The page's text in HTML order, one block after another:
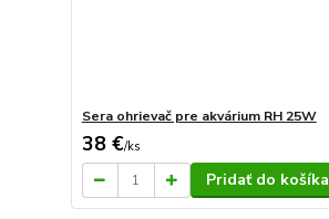
Sera ohrievač pre akvárium RH 25W
38 €/ks
Pridať do košíka